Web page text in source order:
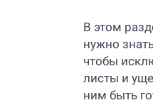
В этом
нужно
чтобы
листы и
ним быть